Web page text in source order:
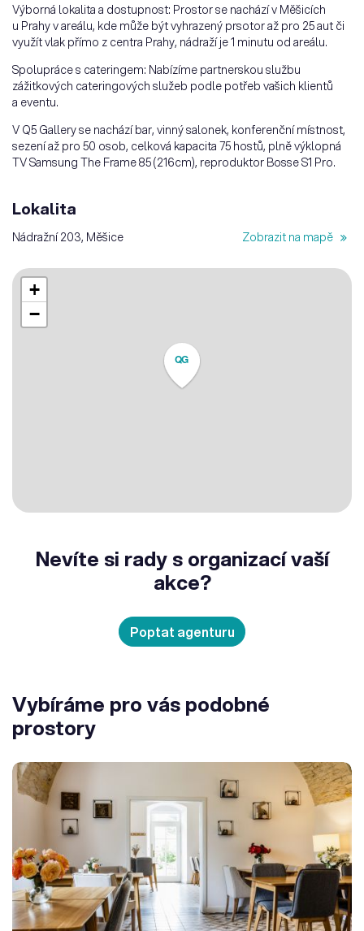
Výborná lokalita a dostupnost: Prostor se nachází v Měšicích
u Prahy v areálu, kde může být vyhrazený prsotor až pro 25 aut či
využít vlak přímo z centra Prahy, nádraží je 1 minutu od areálu.
Spolupráce s cateringem: Nabízíme partnerskou službu
zážitkových cateringových služeb podle potřeb vašich klientů
a eventu.
V Q5 Gallery se nachází bar, vinný salonek, konferenční místnost,
sezení až pro 50 osob, celková kapacita 75 hostů, plně výklopná
TV Samsung The Frame 85 (216cm), reproduktor Bosse S1 Pro.
Lokalita
Nádražní 203, Měšice Zobrazit na mapě
QG
+
−
Nevíte si rady s organizací vaší
akce?
Poptat agenturu
Vybíráme pro vás podobné
prostory